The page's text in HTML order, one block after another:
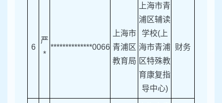
6
严
*
**************0066
上海市
青浦区
教育局
上海市青
浦区辅读
学校(上
海市青浦
区特殊教
育康复指
导中心)
财务